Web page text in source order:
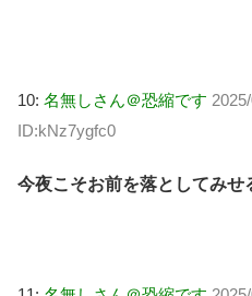
10: 名無しさん＠恐縮です
ID:kNz7ygfc0
今夜こそお前を落としてみせ